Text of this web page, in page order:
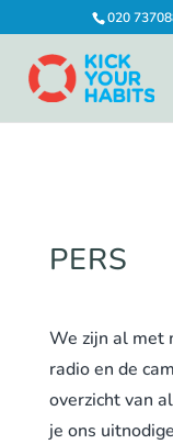
020
PERS
We zijn al met
radio en de
overzicht van
je ons